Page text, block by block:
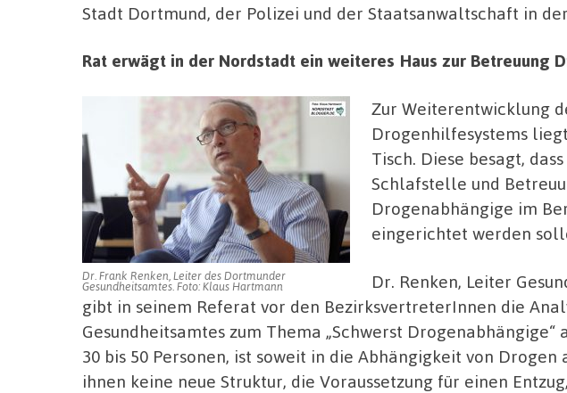
Stadt Dortmund, der Polizei und der Staatsanwaltschaft in
Rat erwägt in der Nordstadt ein weiteres Haus zur Betreuung
Dr. Frank Renken, Leiter des Dortmunder
Gesundheitsamtes. Foto: Klaus Hartmann
Zur Weiterentwicklung
Drogenhilfesystems
Tisch. Diese besagt,
Schlafstelle und
Drogenabhängige im
eingerichtet werden
Dr. Renken, Leiter
gibt in seinem Referat vor den BezirksvertreterInnen die
Gesundheitsamtes zum Thema „Schwerst Drogenabhängige“
30 bis 50 Personen, ist soweit in die Abhängigkeit von Drogen
ihnen keine neue Struktur, die Voraussetzung für einen